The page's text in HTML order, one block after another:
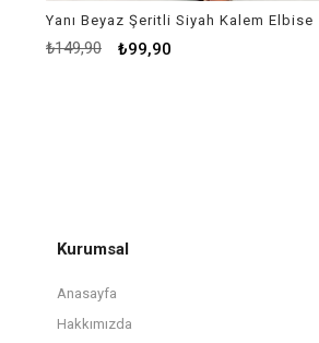
Yanı Beyaz Şeritli Siyah Kalem Elbise
₺99,90
₺149,90
Kurumsal
Anasayfa
Hakkımızda